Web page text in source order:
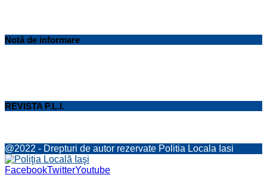
Notă de informare
REVISTA P.L.I.
@2022 - Drepturi de autor rezervate Politia Locala Iasi
FacebookTwitterYoutube